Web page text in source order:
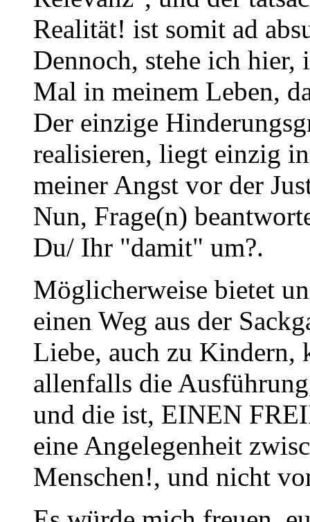
Realität! ist somit ad
Dennoch, stehe ich hier,
Mal in meinem Leben,
Der einzige
realisieren, liegt einzig in
meiner Angst vor der
Nun, Frage(n)
Du/ Ihr "damit" um?.
Möglicherweise bietet
einen Weg aus der
Liebe, auch zu Kindern,
allenfalls die
und die ist, EINEN
eine Angelegenheit
Menschen!, und nicht